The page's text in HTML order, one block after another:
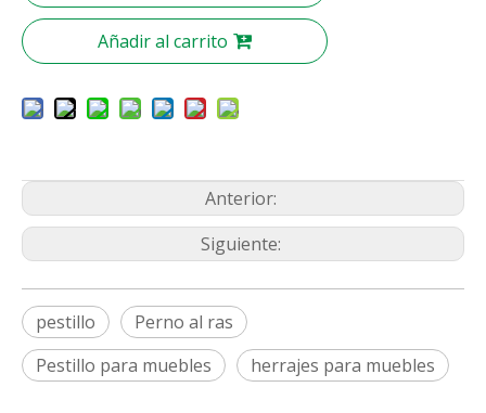
Añadir al carrito
Anterior:
Siguiente:
pestillo
Perno al ras
Pestillo para muebles
herrajes para muebles